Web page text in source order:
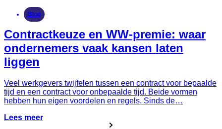
Blog
Contractkeuze en WW-premie: waar
ondernemers vaak kansen laten
liggen
Veel werkgevers twijfelen tussen een contract voor bepaalde
tijd en een contract voor onbepaalde tijd. Beide vormen
hebben hun eigen voordelen en regels. Sinds de…
Lees meer